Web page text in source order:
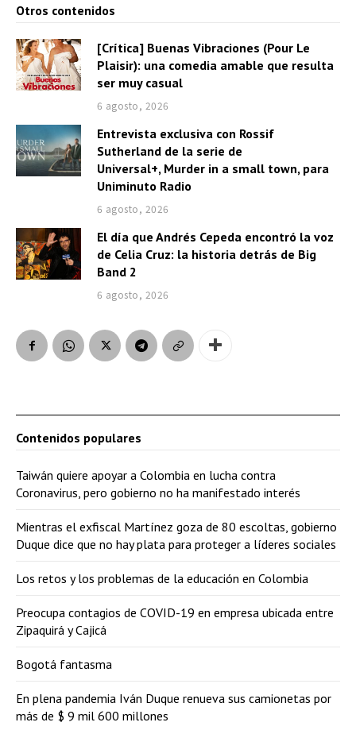
e
u
d
o
Otros contenidos
[Crítica] Buenas Vibraciones (Pour Le
Plaisir): una comedia amable que resulta
ser muy casual
6 agosto, 2026
Entrevista exclusiva con Rossif
Sutherland de la serie de
Universal+, Murder in a small town, para
Uniminuto Radio
6 agosto, 2026
El día que Andrés Cepeda encontró la voz
de Celia Cruz: la historia detrás de Big
Band 2
6 agosto, 2026
Contenidos populares
Taiwán quiere apoyar a Colombia en lucha contra
Coronavirus, pero gobierno no ha manifestado interés
Mientras el exfiscal Martínez goza de 80 escoltas, gobierno
Duque dice que no hay plata para proteger a líderes sociales
Los retos y los problemas de la educación en Colombia
Preocupa contagios de COVID-19 en empresa ubicada entre
Zipaquirá y Cajicá
Bogotá fantasma
En plena pandemia Iván Duque renueva sus camionetas por
más de $ 9 mil 600 millones